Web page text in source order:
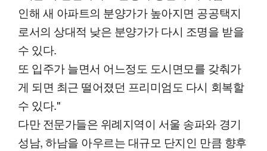
인해 새 아파트의 분양가가 높아지면 공공택지
로서의 상대적 낮은 분양가가 다시 조명을 받을
수 있다.
또 입주가 늘면서 어느정도 도시면모를 갖춰가
게 되면 최근 떨어졌던 프리미엄도 다시 회복할
수 있다."
다만 전문가들은 위례지역이 서울 송파와 경기
성남, 하남을 아우르는 대규모 단지인 만큼 향후